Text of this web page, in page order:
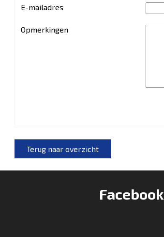
E-mailadres
Opmerkingen
Terug naar overzicht
Facebook